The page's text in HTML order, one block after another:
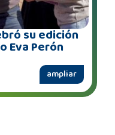
su edición
Eva Perón
ampliar